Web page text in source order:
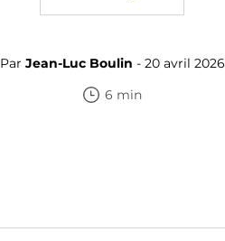
Par Jean-Luc Boulin - 20 avril 2026
6 min